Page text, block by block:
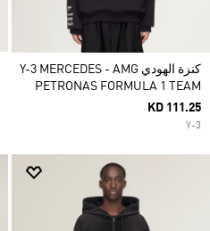
كنزة الهودي Y-3 MERCEDES - AMG
PETRONAS FORMULA 1 TEAM
KD 111.25
Y-3